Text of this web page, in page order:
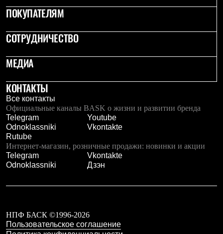
Лёгкая одежда
Рубашки
Толстовки
Термобелье
Теплое термобелье
Легкое термобелье
Флисовая одежда
Куртки
Брюки
Детская одежда
Утепленная пухом
Комбинезоны
Куртки
Брюки
Утепленная синтетикой
Куртки
Футболки
Толстовки
ПОКУПАТЕЛЯМ
СОТРУДНИЧЕСТВО
МЕДИА
КОНТАКТЫ
Все контакты
Официальные каналы BASK о жизни и развитии бренда
Telegram
Youtube
Odnoklassniki
Vkontakte
Rutube
Интернет-магазин, розничные продажи: новинки и акции
Telegram
Vkontakte
Odnoklassniki
Дзэн
НПФ БАСК ©1996-2026
Пользовательское соглашение